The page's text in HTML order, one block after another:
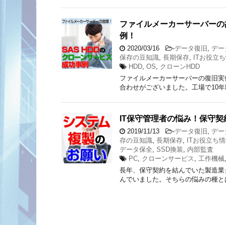
ファイルメーカーサーバー
例！
2020/03/16 -データ復旧 , デー
保存の豆知識, 長期保存, ITお役立
HDD, OS, クローンHDD
ファイルメーカーサーバーの復旧
合わせがございました。工場で10
IT保守管理者の悩み！保守
2019/11/13 -データ復旧 , デー
存の豆知識, 長期保存, ITお役立ち
データ保全, SSD換装, 内部監査
PC, クローンサービス , 工作機械,
長年、保守契約を結んでいた製造
んでいました。そちらの悩みの種